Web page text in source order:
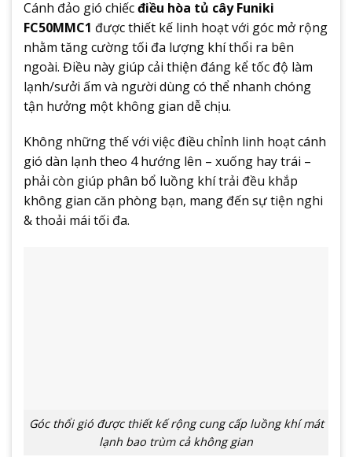
Cánh đảo gió chiếcđiều hòa tủ cây Funiki
FC50MMC1 được thiết kế linh hoạt với góc mở rộng
nhằm tăng cường tối đa lượng khí thổi ra bên
ngoài. Điều này giúp cải thiện đáng kể tốc độ làm
lạnh/sưởi ấm và người dùng có thể nhanh chóng
tận hưởng một không gian dễ chịu.
Không những thế với việc điều chỉnh linh hoạt cánh
gió dàn lạnh theo 4 hướng lên – xuống hay trái –
phải còn giúp phân bổ luồng khí trải đều khắp
không gian căn phòng bạn, mang đến sự tiện nghi
& thoải mái tối đa.
Góc thổi gió được thiết kế rộng cung cấp luồng khí mát
lạnh bao trùm cả không gian